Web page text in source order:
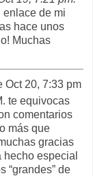
enlace de mi
hace unos
Muchas
Oct 20, 7:33 pm
te equivocas
comentarios
más que
gracias
hecho especial
“grandes” de